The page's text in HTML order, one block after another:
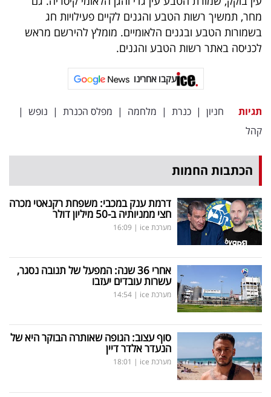
פרסמו
באייס
עקבו
מחר, תמשיך רשות הטבע והגנים לקיים פעילויות חג
בשמורות הטבע ובגנים הלאומיים. מומלץ להירשם מראש
לכניסה באתר רשות הטבע והגנים.
עקבו אחרינו
תגיות חניון | כנרת | מלחמה | מפלס הכנרת | נופש |
קהל
הכתבות החמות
דרמת ענק במכבי: משפחת רקנאטי מכרה
חצי ממניותיה ב-50 מיליון דולר
מערכת ice |
16:09
אחרי 36 שנה: המפעל של תנובה נסגר,
עשרות עובדים יעזבו
מערכת ice |
14:54
סוף עצוב: הגופה שאותרה הבוקר היא של
הנעדר אלדר דיין
מערכת ice |
18:01